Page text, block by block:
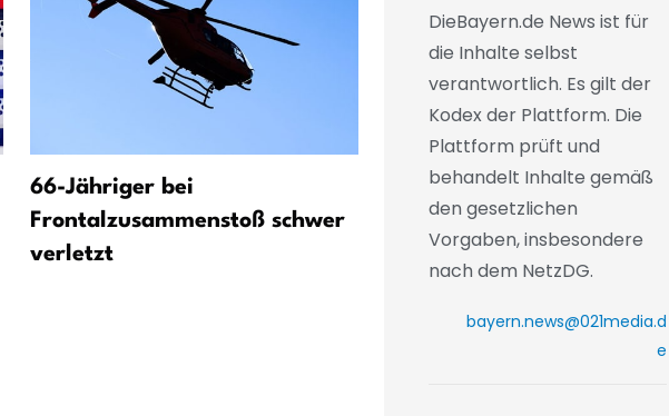
66-Jähriger bei
Frontalzusammenstoß schwer
verletzt
Autofahrer rast der Polizei
davon - bis an einen Baum
DieBayern.de News ist für
die Inhalte selbst
verantwortlich. Es gilt der
Kodex der Plattform. Die
Plattform prüft und
behandelt Inhalte gemäß
den gesetzlichen
Vorgaben, insbesondere
nach dem NetzDG.
bayern.news@021media.d
e